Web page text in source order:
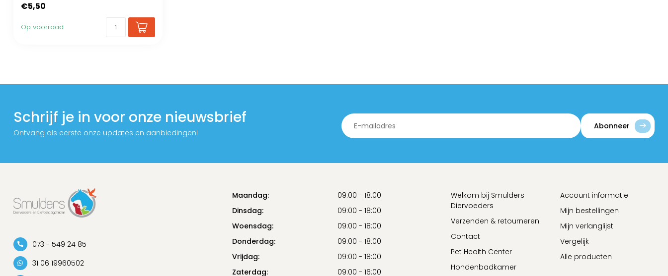
€5,50
Op voorraad
Schrijf je in voor onze nieuwsbrief
Ontvang als eerste onze updates en aanbiedingen!
Abonneer
073 - 549 24 85
31 06 19960502
Maandag:
09:00 - 18:00
Dinsdag:
09:00 - 18:00
Woensdag:
09:00 - 18:00
Donderdag:
09:00 - 18:00
Vrijdag:
09:00 - 18:00
Zaterdag:
09:00 - 16:00
Welkom bij Smulders
Diervoeders
Verzenden & retourneren
Contact
Pet Health Center
Hondenbadkamer
Account informatie
Mijn bestellingen
Mijn verlanglijst
Vergelijk
Alle producten